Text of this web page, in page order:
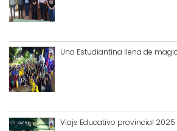
Una Estudiantina llena de
Viaje Educativo provincial 2025